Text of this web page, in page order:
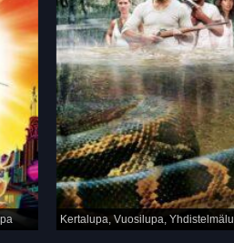
Kertalupa, Vuosilupa, Yhdistelmälupa